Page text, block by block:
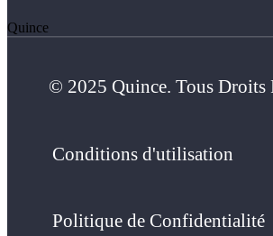
Quince
© 2025 Quince. Tous Droits
Conditions d'utilisation
Politique de Confidentialité